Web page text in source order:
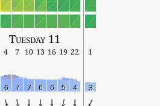
Tuesday 11
4 7 10 13 16 19 22
1
6 7 7 6 6 5 4 3